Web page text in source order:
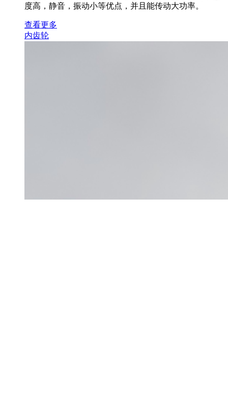
度高，静音，振动小等优点，并且能传动大功率。
查看更多
内齿轮